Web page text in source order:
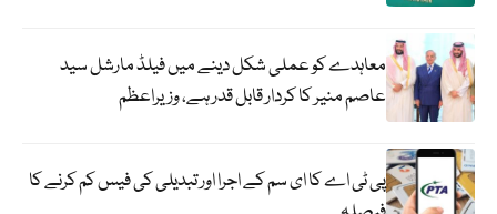
معاہدے کو عملی شکل دینے میں فیلڈ مارشل سید
عاصم منیر کا کردار قابل قدر ہے، وزیراعظم
پی ٹی اے کا ای سم کے اجرا اور تبدیلی کی فیس کم کرنے کا